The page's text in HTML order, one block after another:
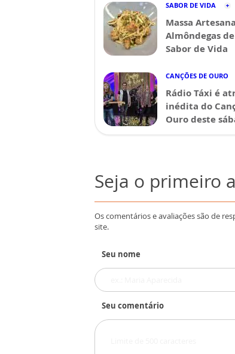
SABOR DE VIDA
Massa
Almôndegas
Sabor de Vida
CANÇÕES DE OURO
Rádio Táxi é
inédita do
Ouro deste
Seja o primeiro
Os comentários e avaliações são de
site.
Seu nome
Seu comentário